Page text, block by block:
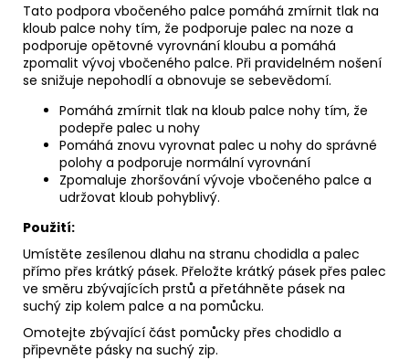
Tato podpora vbočeného palce pomáhá zmírnit tlak na
kloub palce nohy tím, že podporuje palec na noze a
podporuje opětovné vyrovnání kloubu a pomáhá
zpomalit vývoj vbočeného palce. Při pravidelném nošení
se snižuje nepohodlí a obnovuje se sebevědomí.
Pomáhá zmírnit tlak na kloub palce nohy tím, že
podepře palec u nohy
Pomáhá znovu vyrovnat palec u nohy do správné
polohy a podporuje normální vyrovnání
Zpomaluje zhoršování vývoje vbočeného palce a
udržovat kloub pohyblivý.
Použití:
Umístěte zesílenou dlahu na stranu chodidla a palec
přímo přes krátký pásek. Přeložte krátký pásek přes palec
ve směru zbývajících prstů a přetáhněte pásek na
suchý zip kolem palce a na pomůcku.
Omotejte zbývající část pomůcky přes chodidlo a
připevněte pásky na suchý zip.